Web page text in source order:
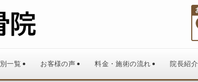
一覧 お客様の声 料金・施術の流れ 院長紹介